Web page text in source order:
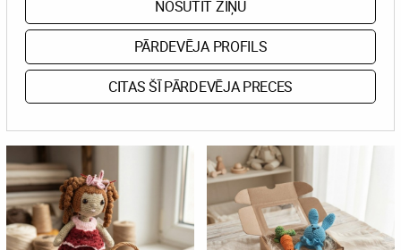
NOSŪTĪT ZIŅU
PĀRDEVĒJA PROFILS
CITAS ŠĪ PĀRDEVĒJA PRECES